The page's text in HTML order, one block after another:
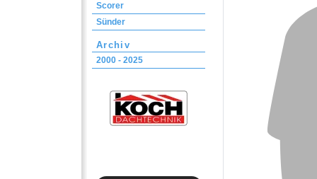
Scorer
Sünder
Archiv
2000 - 2025